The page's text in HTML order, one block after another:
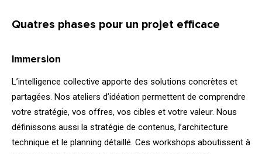
Quatres phases pour un projet efficace
Immersion
L’intelligence collective apporte des solutions concrètes et
partagées. Nos ateliers d’idéation permettent de comprendre
votre stratégie, vos offres, vos cibles et votre valeur. Nous
définissons aussi la stratégie de contenus, l’architecture
technique et le planning détaillé. Ces workshops aboutissent à